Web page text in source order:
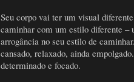
Seu corpo vai ter um visual
caminhar com um estilo diferente –
arrogância no seu estilo de
cansado, relaxado, ainda
determinado e focado.